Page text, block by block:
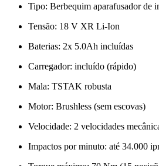
Tipo: Berbequim aparafusador de
Tensão: 18 V XR Li-Ion
Baterias: 2x 5.0Ah incluídas
Carregador: incluído (rápido)
Mala: TSTAK robusta
Motor: Brushless (sem escovas)
Velocidade: 2 velocidades
Impactos por minuto: até 34.000